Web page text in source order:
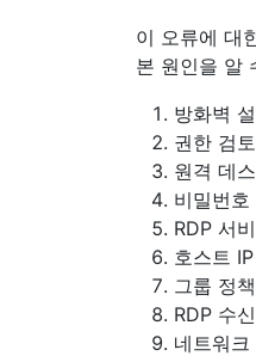
이 오류에 대
본 원인을 알
방화벽
권한 검토
원격 데
비밀번호
RDP 서
호스트
그룹 정
RDP 수
네트워크